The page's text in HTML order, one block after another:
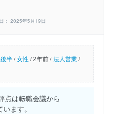
： 2025年5月19日
半/女性/2年前 / 法人営業/
点は転職会議から
ます。